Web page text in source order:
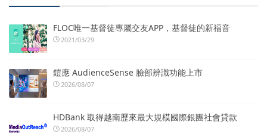
FLOC唯一基督徒專屬交友APP，基督徒的新福音
2021/03/29
鎧應 AudienceSense 臉部辨識功能上市
2026/08/07
HDBank 取得越南歷來最大規模國際銀團社會貸款
2026/08/07